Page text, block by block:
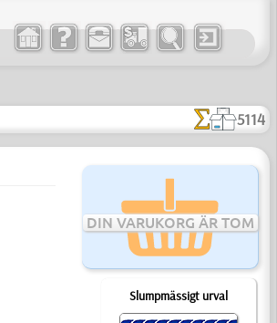
5114
DIN VARUKORG ÄR TOM
Slumpmässigt urval